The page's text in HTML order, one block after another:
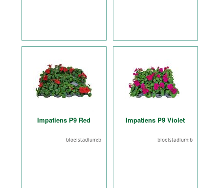
Impatiens P9 Red
bloeistadium:b
Impatiens P9 Violet
bloeistadium:b